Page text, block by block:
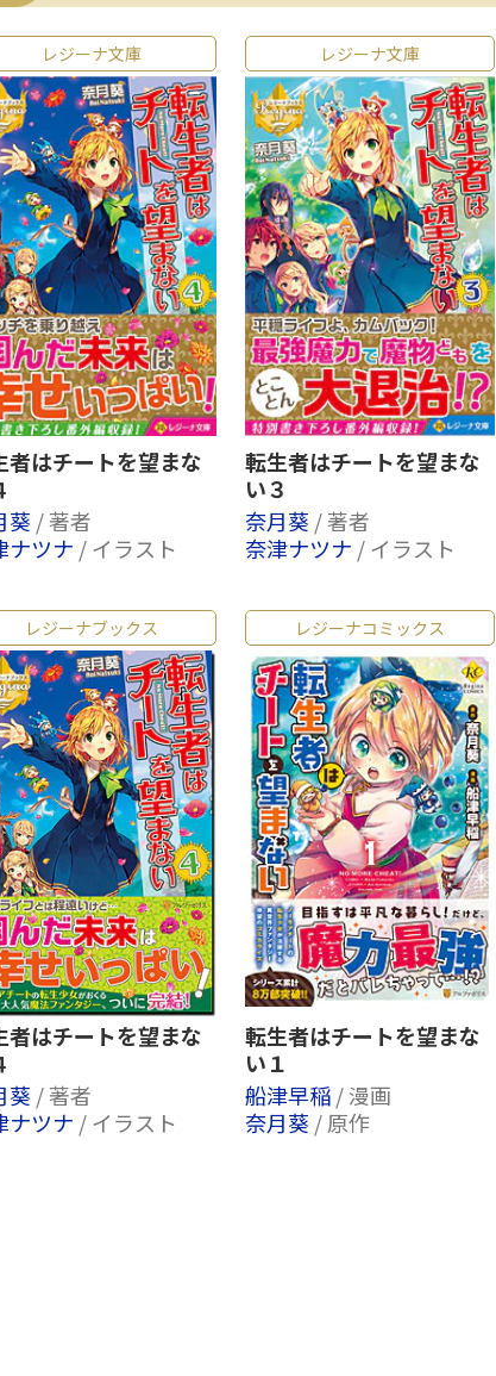
レジーナ文庫
者はチートを望まな
葵 / 著者
ナツナ / イラスト
レジーナ文庫
転生者はチートを望まな
い３
奈月葵 / 著者
奈津ナツナ / イラスト
レジーナブックス
者はチートを望まな
葵 / 著者
ナツナ / イラスト
レジーナコミックス
転生者はチートを望まな
い１
船津早稲/ 漫画
奈月葵 / 原作